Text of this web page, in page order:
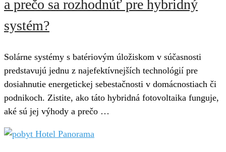
a prečo sa rozhodnúť pre hybridný
systém?
Solárne systémy s batériovým úložiskom v súčasnosti
predstavujú jednu z najefektívnejších technológií pre
dosiahnutie energetickej sebestačnosti v domácnostiach či
podnikoch. Zistite, ako táto hybridná fotovoltaika funguje,
aké sú jej výhody a prečo …